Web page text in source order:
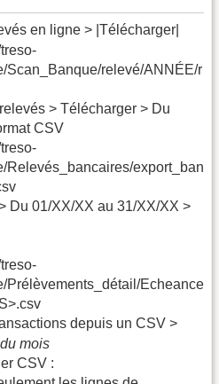
en ligne > |Télécharger|
Scan_Banque/relevé/ANNÉE/r
> Télécharger > Du
CSV
Relevés_bancaires/export_ban
Du 01/XX/XX au 31/XX/XX >
Prélèvements_détail/Echeance
depuis un CSV >
mois
CSV :